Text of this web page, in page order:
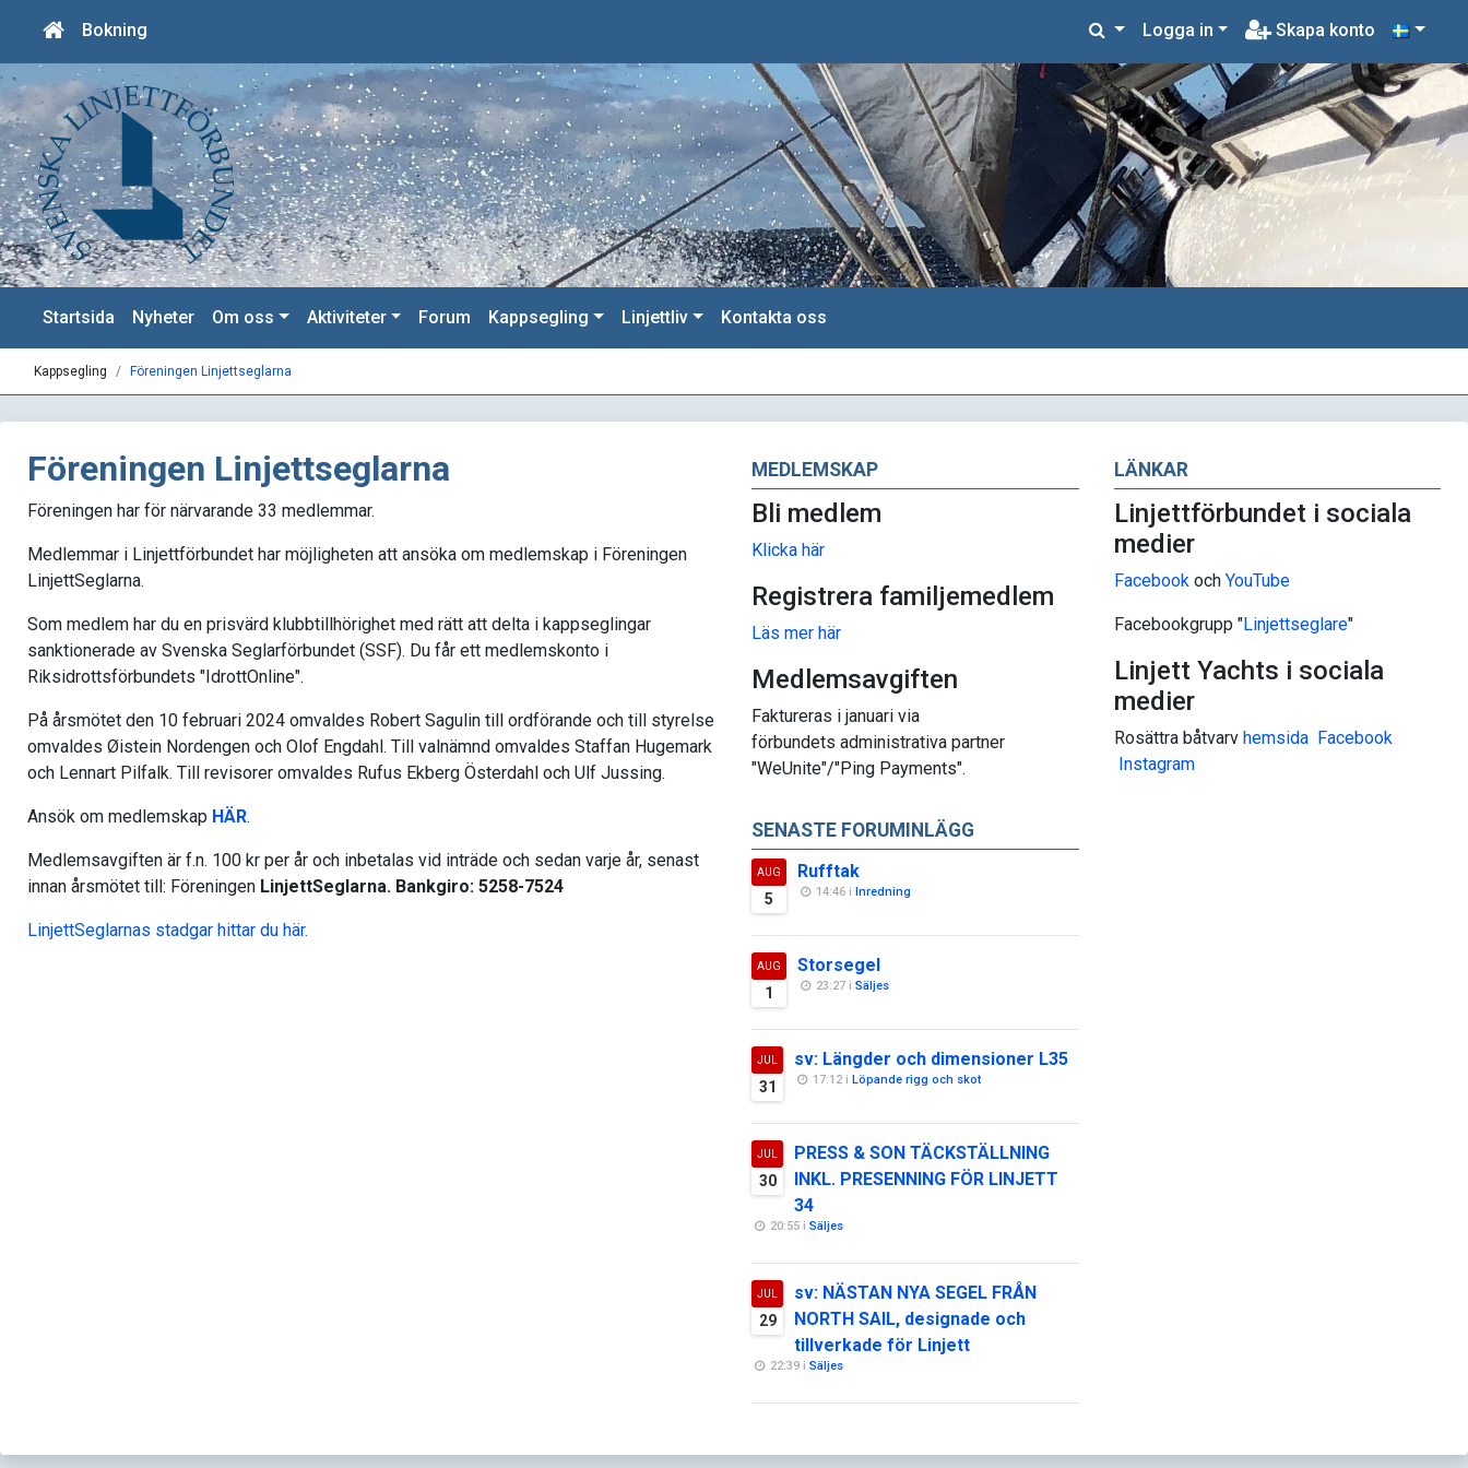
Bokning Logga in Skapa konto
Startsida Nyheter Om oss Aktiviteter Forum Kappsegling Linjettliv Kontakta oss
Kappsegling Föreningen Linjettseglarna
MEDLEMSKAP
Bli medlem
Klicka här
Registrera familjemedlem
Läs mer här
Medlemsavgiften
Faktureras i januari via
förbundets administrativa partner
"WeUnite"/"Ping Payments".
SENASTE FORUMINLÄGG
AUG
5
Rufftak
14:46 iInredning
AUG
1
Storsegel
23:27 iSäljes
JUL
31
sv: Längder och dimensioner L35
17:12 iLöpande rigg och skot
JUL
30
PRESS & SON TÄCKSTÄLLNING
INKL. PRESENNING FÖR LINJETT
34
20:55 iSäljes
JUL
29
sv: NÄSTAN NYA SEGEL FRÅN
NORTH SAIL, designade och
tillverkade för Linjett
22:39 iSäljes
Föreningen Linjettseglarna
Föreningen har för närvarande 33 medlemmar.
Medlemmar i Linjettförbundet har möjligheten att ansöka om medlemskap i Föreningen
LinjettSeglarna.
Som medlem har du en prisvärd klubbtillhörighet med rätt att delta i kappseglingar
sanktionerade av Svenska Seglarförbundet (SSF). Du får ett medlemskonto i
Riksidrottsförbundets "IdrottOnline".
På årsmötet den 10 februari 2024 omvaldes Robert Sagulin till ordförande och till styrelse
omvaldes Øistein Nordengen och Olof Engdahl. Till valnämnd omvaldes Staffan Hugemark
och Lennart Pilfalk. Till revisorer omvaldes Rufus Ekberg Österdahl och Ulf Jussing.
Ansök om medlemskap HÄR.
Medlemsavgiften är f.n. 100 kr per år och inbetalas vid inträde och sedan varje år, senast
innan årsmötet till: Föreningen LinjettSeglarna. Bankgiro: 5258-7524
LinjettSeglarnas stadgar hittar du här.
LÄNKAR
Linjettförbundet i sociala
medier
Facebookoch YouTube
Facebookgrupp "Linjettseglare"
Linjett Yachts i sociala
medier
Rosättra båtvarv hemsida Facebook
Instagram